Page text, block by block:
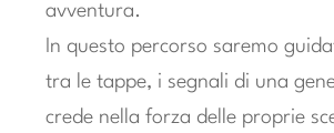
avventura.
In questo percorso saremo
tra le tappe, i segnali di una
crede nella forza delle proprie